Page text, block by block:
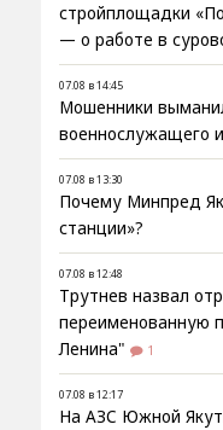
стройплощадки
— о работе в
07.08 в 14:45
Мошенники
военнослужащего
07.08 в 13:30
Почему Минпред
станции»?
07.08 в 12:48
Трутнев назвал
переименованную
Ленина"
1
07.08 в 12:17
На АЗС Южной